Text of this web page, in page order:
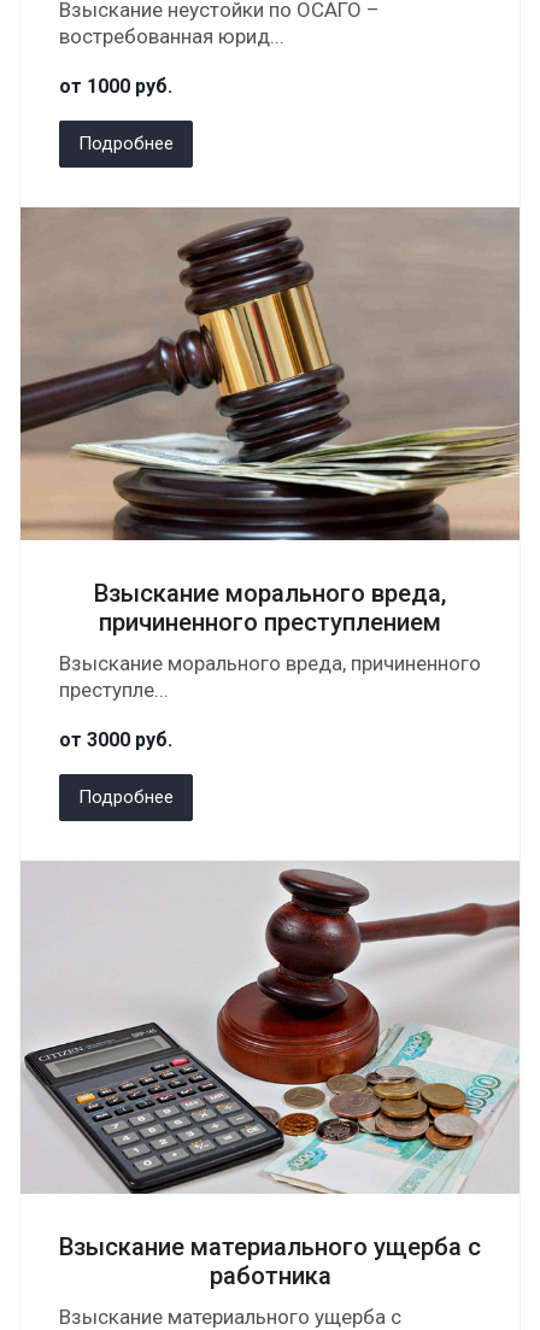
Взыскание неустойки по ОСАГО –
востребованная юрид...
от 1000 руб.
Подробнее
Взыскание морального вреда,
причиненного преступлением
Взыскание морального вреда, причиненного
преступле...
от 3000 руб.
Подробнее
Взыскание материального ущерба с
работника
Взыскание материального ущерба с